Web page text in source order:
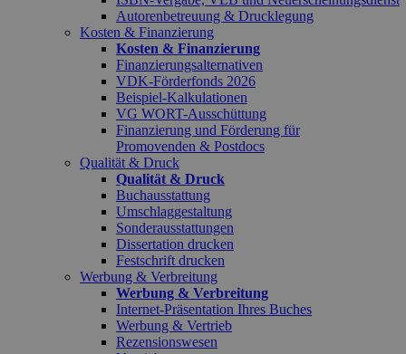
Autorenbetreuung & Drucklegung
Kosten & Finanzierung
Kosten & Finanzierung
Finanzierungsalternativen
VDK-Förderfonds 2026
Beispiel-Kalkulationen
VG WORT-Ausschüttung
Finanzierung und Förderung für
Promovenden & Postdocs
Qualität & Druck
Qualität & Druck
Buchausstattung
Umschlaggestaltung
Sonderausstattungen
Dissertation drucken
Festschrift drucken
Werbung & Verbreitung
Werbung & Verbreitung
Internet-Präsentation Ihres Buches
Werbung & Vertrieb
Rezensionswesen